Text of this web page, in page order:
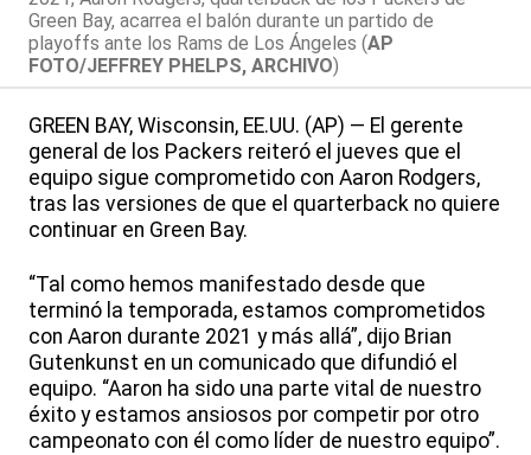
Green Bay, acarrea el balón durante un partido de
playoffs ante los Rams de Los Ángeles (AP
FOTO/JEFFREY PHELPS, ARCHIVO)
GREEN BAY, Wisconsin, EE.UU. (AP) — El gerente
general de los Packers reiteró el jueves que el
equipo sigue comprometido con Aaron Rodgers,
tras las versiones de que el quarterback no quiere
continuar en Green Bay.
“Tal como hemos manifestado desde que
terminó la temporada, estamos comprometidos
con Aaron durante 2021 y más allá”, dijo Brian
Gutenkunst en un comunicado que difundió el
equipo. “Aaron ha sido una parte vital de nuestro
éxito y estamos ansiosos por competir por otro
campeonato con él como líder de nuestro equipo”.